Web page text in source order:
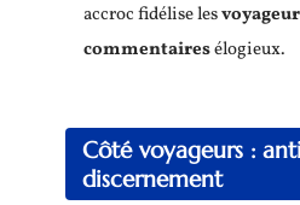
accroc fidélise les
commentairesélogieux.
Côté voyageurs :
discernement